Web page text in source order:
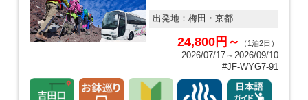
出発地： 梅田・京都
24,800円～ （1泊2日）
2026/07/17～2026/09/10
#JF-WYG7-91